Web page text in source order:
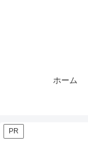
ホーム
PR